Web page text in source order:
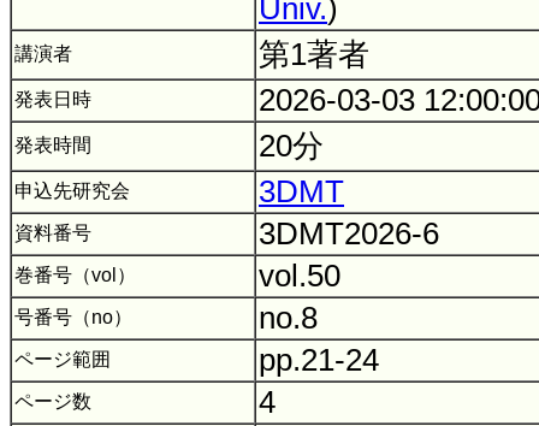
Univ.)
講演者 第1著者
発表日時 2026-03-03
発表時間 20分
申込先研究会 3DMT
資料番号 3DMT2026-6
巻番号（vol） vol.50
号番号（no） no.8
ページ範囲 pp.21-24
ページ数 4